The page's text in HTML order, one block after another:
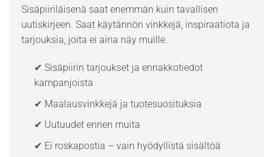
Sisäpiiriläisenä saat enemmän kuin tavallisen
uutiskirjeen. Saat käytännön vinkkejä, inspiraatiota ja
tarjouksia, joita ei aina näy muille.
✔ Sisäpiirin tarjoukset ja ennakkotiedot
kampanjoista
✔ Maalausvinkkejä ja tuotesuosituksia
✔ Uutuudet ennen muita
✔ Ei roskapostia – vain hyödyllistä sisältöä